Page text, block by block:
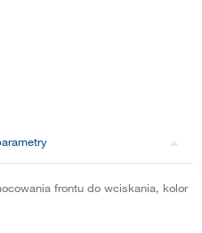
frontu do wciskania, kolor